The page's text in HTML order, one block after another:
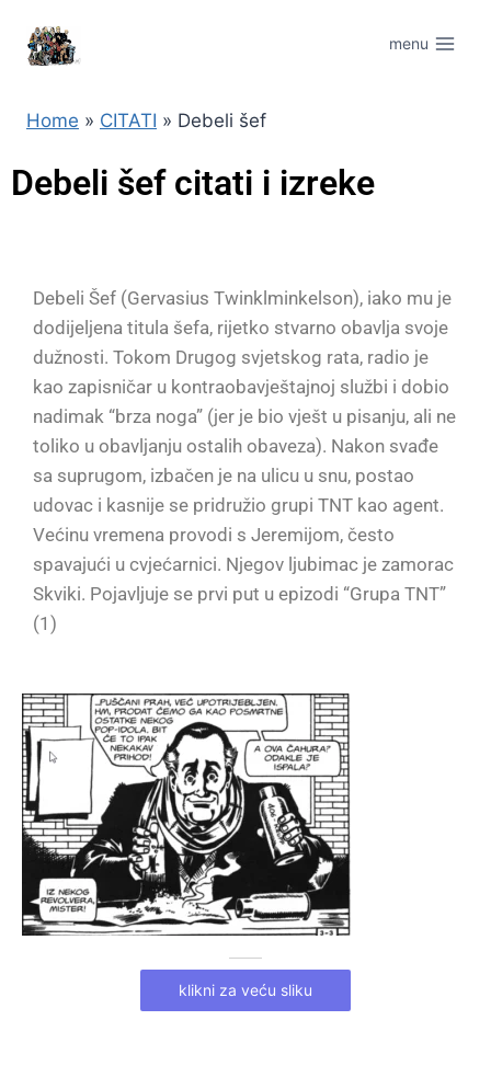
menu
Home » CITATI » Debeli šef
Debeli šef citati i izreke
Debeli Šef (Gervasius Twinklminkelson), iako mu je
dodijeljena titula šefa, rijetko stvarno obavlja svoje
dužnosti. Tokom Drugog svjetskog rata, radio je
kao zapisničar u kontraobavještajnoj službi i dobio
nadimak “brza noga” (jer je bio vješt u pisanju, ali ne
toliko u obavljanju ostalih obaveza). Nakon svađe
sa suprugom, izbačen je na ulicu u snu, postao
udovac i kasnije se pridružio grupi TNT kao agent.
Većinu vremena provodi s Jeremijom, često
spavajući u cvjećarnici. Njegov ljubimac je zamorac
Skviki. Pojavljuje se prvi put u epizodi “Grupa TNT”
(1)
klikni za veću sliku